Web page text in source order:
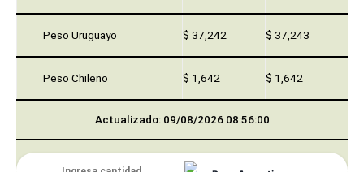
Peso Uruguayo $ 37,242 $ 37,243
Peso Chileno $ 1,642 $ 1,642
Actualizado: 09/08/2026 08:56:00